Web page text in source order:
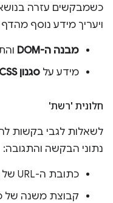
ויעריך מידע נוסף
מבנה ה-DOM
מידע על סגנון CSS
חלונית 'רשת'
נתוני הבקשה והתגובה:
כתובת ה-URL של הבקשה
קבוצת משנה של